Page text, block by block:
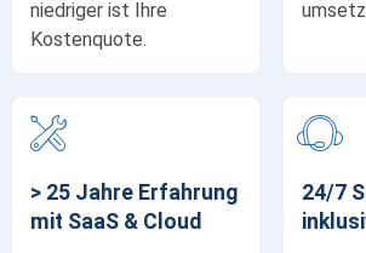
niedriger ist Ihre
Kostenquote.
> 25 Jahre Erfahrung
mit SaaS & Cloud
24/7